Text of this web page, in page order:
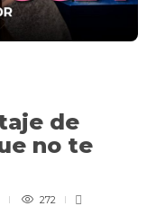
de
no te
272